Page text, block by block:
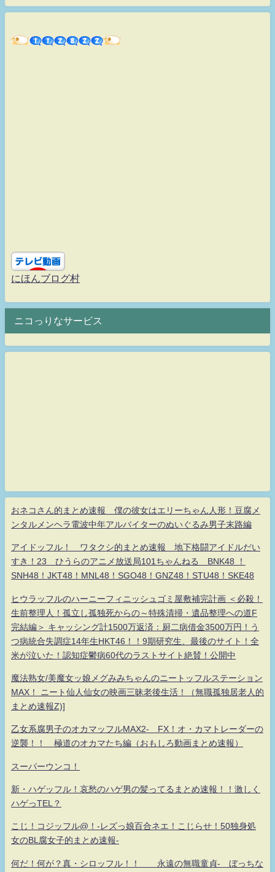
にほんブログ村
ニコっりなサービス
おネコさん的まとめ速報 僕の彼女はエリーちゃん人形！豆腐メ
ンタルメンヘラ電波中年アルバイターのぬいぐるみ男子末路編
アイドッフル！ ワタクシ的まとめ速報 地下格闘アイドルだい
すき！23 ひうらのアニメ放送局101ちゃんねる BNK48 ！
SNH48！JKT48！MNL48！SGO48！GNZ48！STU48！SKE48
ヒウラッフルのハーニーフィニッシュゴミ屋敷補完計画 ＜必殺！
生前整理人！孤立し孤独死からの～特殊清掃・遺品整理への道F
完結編＞ キャッシング計1500万返済：厨二病借金3500万円！う
つ病統合失調症14年生HKT46！！9期研究生、最後のサイト！全
米が泣いた！認知症鬱病60代のラストサイト絶賛！公開中
魔法熟女/美魔女ッ娘メグみみちゃんのニートッフルステーション
MAX！ ニート仙人仙女の映画三昧老後生活！（無職孤独居老人的
まとめ速報Z)]
乙女系腐男子のオカマッフルMAX2- FX！オ・カマトレーダーの
逆襲！！ 極道のオカマたち編（おもしろ動画まとめ速報）
スーパーウンコ！
新・ハゲッフル！哀愁のハゲ男の髪ってるまとめ速報！！激しく
ハゲっTEL？
こじ！コジッフル@！-レズっ娘百合ネエ！こじらせ！50独身処
女のBL腐女子的まとめ速報-
何だ！何が？真・シロッフル！！ 永遠の無職童貞- ぼっちな